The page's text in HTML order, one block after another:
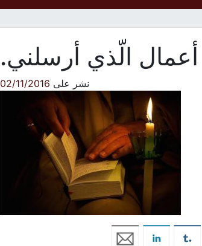
الّذي أرسلني.
نشر على 02/11/2016